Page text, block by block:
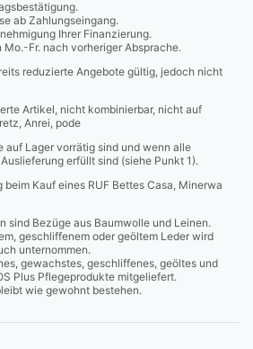
ab Zahlungseingang.
Ihrer Finanzierung.
Fr. nach vorheriger Absprache.
reduzierte Angebote gültig, jedoch nicht
Artikel, nicht kombinierbar, nicht auf
Anrei, pode
auf Lager vorrätig sind und wenn alle
erfüllt sind (siehe Punkt 1).
beim Kauf eines RUF Bettes Casa, Minerwa
sind Bezüge aus Baumwolle und Leinen.
geschliffenem oder geöltem Leder wird
unternommen.
gewachstes, geschliffenes, geöltes und
Plus Pflegeprodukte mitgeliefert.
wie gewohnt bestehen.